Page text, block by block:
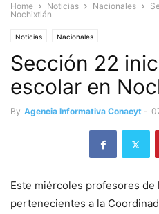
Home Noticias Nacionales
Nochixtlán
Noticias Nacionales
Sección 22
escolar en
By Agencia Informativa Conacyt -
Este miércoles profesores de
pertenecientes a la